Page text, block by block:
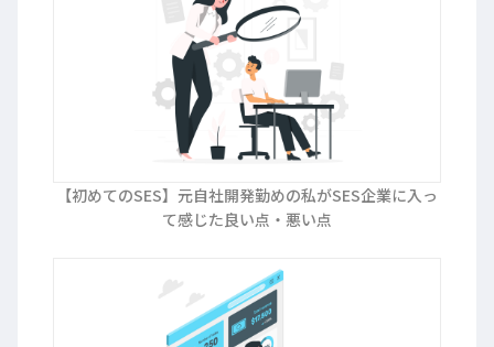
【初めてのSES】元自社開発勤めの私がSES企業に入っ
て感じた良い点・悪い点